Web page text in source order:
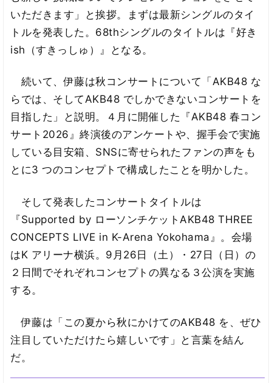
いただきます」と挨拶。まずは最新シングルのタイ
トルを発表した。68thシングルのタイトルは『好き
ish（すきっしゅ）』となる。
続いて、伊藤は秋コンサートについて「AKB48 な
らでは、そしてAKB48 でしかできないコンサートを
目指した」と説明。４月に開催した『AKB48 春コン
サート2026』終演後のアンケートや、握手会で実施
している目安箱、SNSに寄せられたファンの声をも
とに3 つのコンセプトで構成したことを明かした。
そして発表したコンサートタイトルは
『Supported by ローソンチケットAKB48 THREE
CONCEPTS LIVE in K-Arena Yokohama』。会場
はK アリーナ横浜。9月26日（土）・27日（日）の
２日間でそれぞれコンセプトの異なる３公演を実施
する。
伊藤は「この夏から秋にかけてのAKB48 を、ぜひ
注目していただけたら嬉しいです」と言葉を結ん
だ。